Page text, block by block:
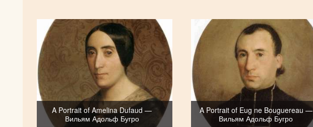
A Portrait of Amelina Dufaud —
Вильям Адольф Бугро
A Portrait of Eug ne Bouguereau —
Вильям Адольф Бугро